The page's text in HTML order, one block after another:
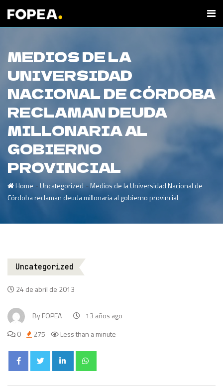
MEDIOS DE LA
UNIVERSIDAD
NACIONAL DE CÓRDOBA
RECLAMAN DEUDA
MILLONARIA AL
GOBIERNO
PROVINCIAL
Home -Uncategorized-Medios de la Universidad Nacional de
Córdoba reclaman deuda millonaria al gobierno provincial
Uncategorized
24 de abril de 2013
ByFOPEA
13 años ago
0
275 Less than a minute